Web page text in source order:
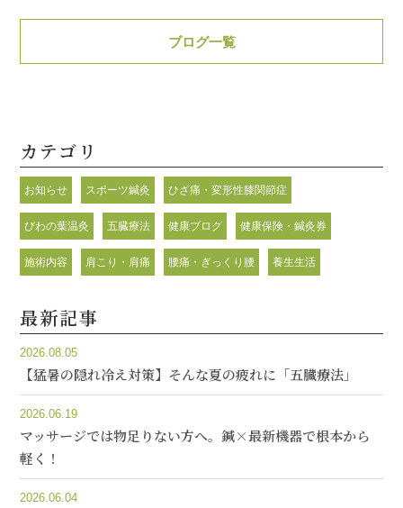
ブログ一覧
カテゴリ
お知らせ スポーツ鍼灸 ひざ痛・変形性膝関節症
びわの葉温灸 五臓療法 健康ブログ 健康保険・鍼灸券
施術内容 肩こり・肩痛 腰痛・ぎっくり腰 養生生活
最新記事
2026.08.05
【猛暑の隠れ冷え対策】そんな夏の疲れに「五臓療法」
2026.06.19
マッサージでは物足りない方へ。鍼×最新機器で根本から
軽く！
2026.06.04